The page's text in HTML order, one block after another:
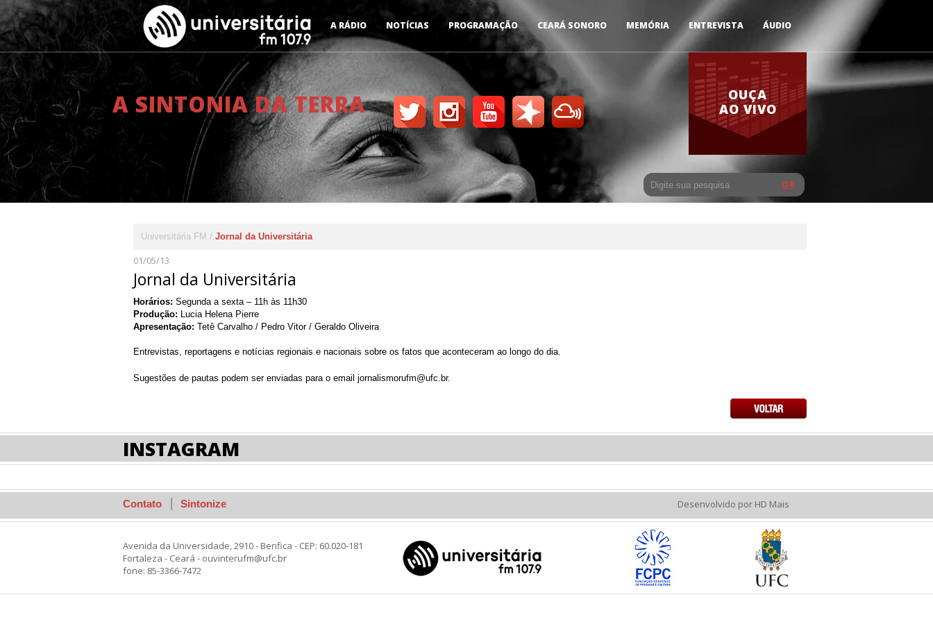
A RÁDIO NOTÍCIAS PROGRAMAÇÃO CEARÁ SONORO MEMÓRIA ENTREVISTA ÁUDIO
A SINTONIA DA TERRA
OUÇA
AO VIVO
Universitária FM Jornal da Universitária
01/05/13
Jornal da Universitária
Horários: Segunda a sexta – 11h às 11h30
Produção: Lucia Helena Pierre
Apresentação: Tetê Carvalho / Pedro Vitor / Geraldo Oliveira
Entrevistas, reportagens e notícias regionais e nacionais sobre os fatos que aconteceram ao longo do dia.
Sugestões de pautas podem ser enviadas para o email jornalismorufm@ufc.br.
INSTAGRAM
Contato Sintonize Desenvolvido por HD Mais
Avenida da Universidade, 2910 - Benfica - CEP: 60.020-181
Fortaleza - Ceará - ouvinterufm@ufc.br
fone: 85-3366-7472